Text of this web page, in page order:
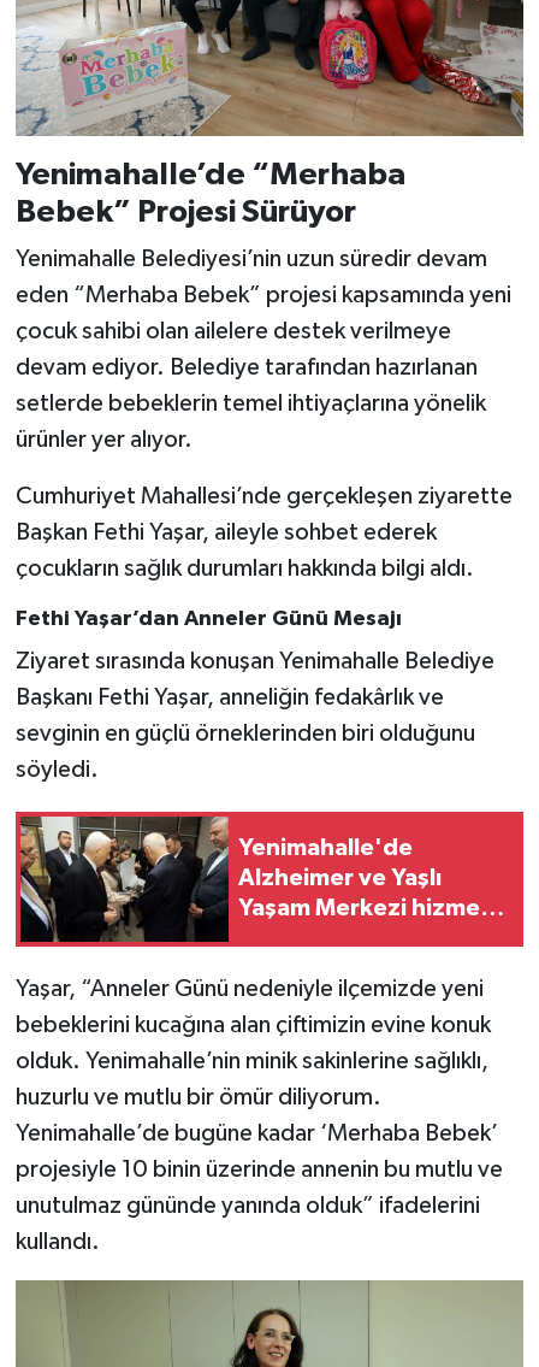
Yenimahalle’de “Merhaba
Bebek” Projesi Sürüyor
Yenimahalle Belediyesi’nin uzun süredir devam
eden “Merhaba Bebek” projesi kapsamında yeni
çocuk sahibi olan ailelere destek verilmeye
devam ediyor. Belediye tarafından hazırlanan
setlerde bebeklerin temel ihtiyaçlarına yönelik
ürünler yer alıyor.
Cumhuriyet Mahallesi’nde gerçekleşen ziyarette
Başkan Fethi Yaşar, aileyle sohbet ederek
çocukların sağlık durumları hakkında bilgi aldı.
Fethi Yaşar’dan Anneler Günü Mesajı
Ziyaret sırasında konuşan Yenimahalle Belediye
Başkanı Fethi Yaşar, anneliğin fedakârlık ve
sevginin en güçlü örneklerinden biri olduğunu
söyledi.
Yenimahalle'de
Alzheimer ve Yaşlı
Yaşam Merkezi hizmete
Yaşar, “Anneler Günü nedeniyle ilçemizde yeni
bebeklerini kucağına alan çiftimizin evine konuk
olduk. Yenimahalle’nin minik sakinlerine sağlıklı,
huzurlu ve mutlu bir ömür diliyorum.
Yenimahalle’de bugüne kadar ‘Merhaba Bebek’
projesiyle 10 binin üzerinde annenin bu mutlu ve
unutulmaz gününde yanında olduk” ifadelerini
kullandı.